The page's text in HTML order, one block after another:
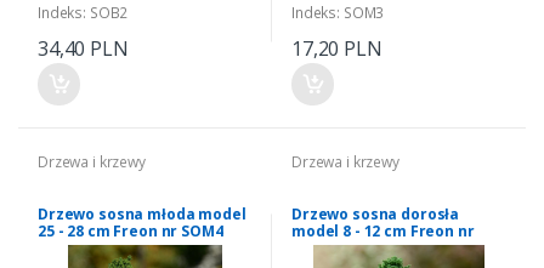
Indeks: SOB2
34,40 PLN
Indeks: SOM3
17,20 PLN
Drzewa i krzewy
Drzewo sosna młoda model
25 - 28 cm Freon nr SOM4
Drzewa i krzewy
Drzewo sosna dorosła
model 8 - 12 cm Freon nr
SOD3